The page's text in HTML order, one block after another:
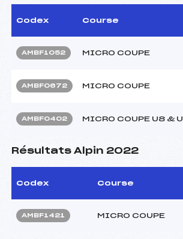
Codex Course
AMBF1052 MICRO COUPE
AMBF0672 MICRO COUPE
AMBF0402 MICRO COUPE U8 &
Résultats Alpin 2022
Codex Course
AMBF1421 MICRO COUPE